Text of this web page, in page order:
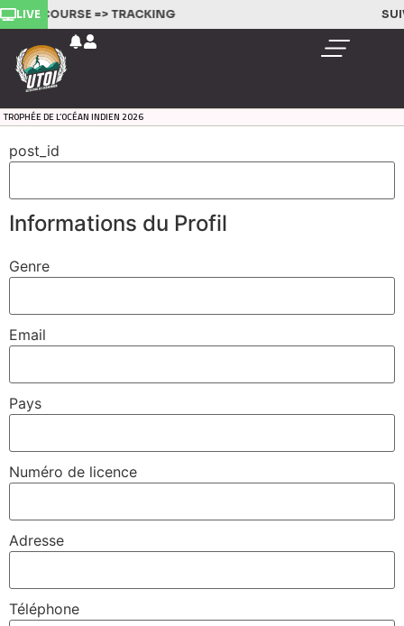
LIVE
LA COURSE =>TRACKING
TROPHÉE DE L’OCÉAN INDIEN 2026
post_id
Informations du Profil
Genre
Email
Pays
Numéro de licence
Adresse
Téléphone